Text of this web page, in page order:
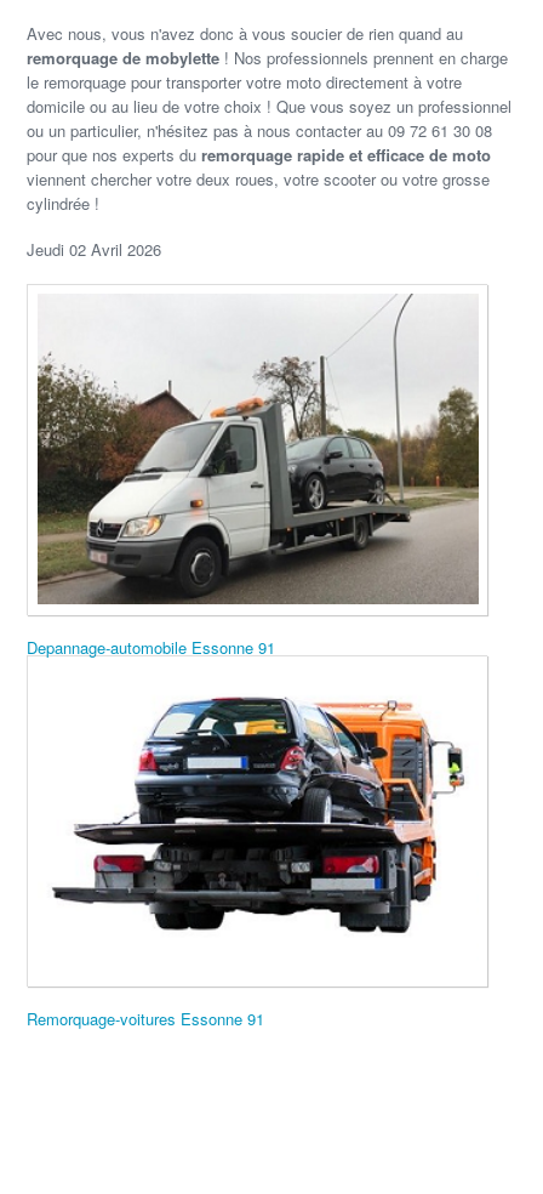
Avec nous, vous n'avez donc à vous soucier de rien quand au
remorquage de mobylette ! Nos professionnels prennent en charge
le remorquage pour transporter votre moto directement à votre
domicile ou au lieu de votre choix ! Que vous soyez un professionnel
ou un particulier, n'hésitez pas à nous contacter au 09 72 61 30 08
pour que nos experts duremorquage rapide et efficace de moto
viennent chercher votre deux roues, votre scooter ou votre grosse
cylindrée !
Jeudi 02 Avril 2026
Depannage-automobile Essonne 91
Remorquage-voitures Essonne 91